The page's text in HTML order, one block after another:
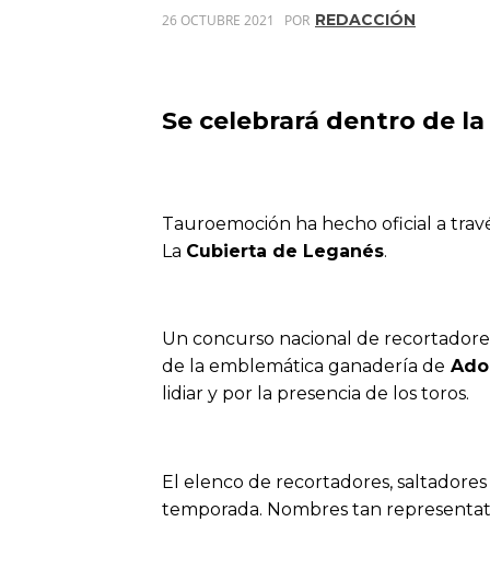
26 OCTUBRE 2021 POR REDACCIÓN
Se celebrará dentro de
Tauroemoción ha hecho oficial a
La Cubierta de Leganés.
Un concurso nacional de
de la emblemática ganadería de
lidiar y por la presencia de los toros.
El elenco de recortadores,
temporada. Nombres tan